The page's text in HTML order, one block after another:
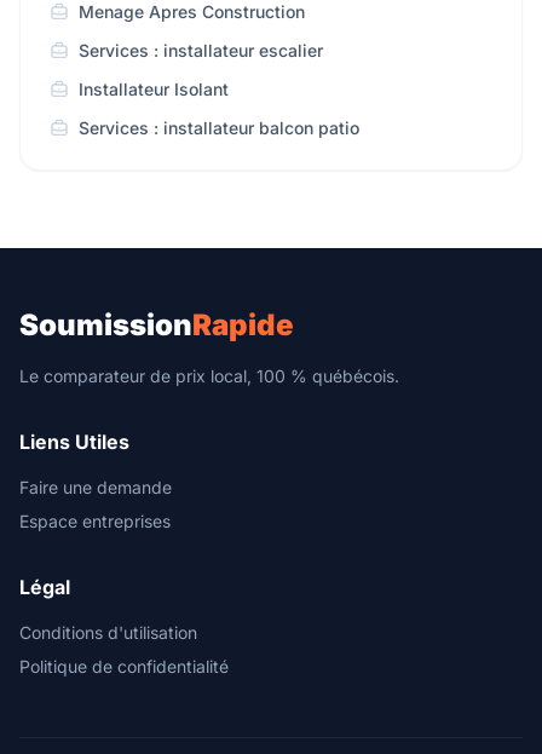
Menage Apres Construction
Services : installateur escalier
Installateur Isolant
Services : installateur balcon patio
SoumissionRapide
Le comparateur de prix local, 100 % québécois.
Liens Utiles
Faire une demande
Espace entreprises
Légal
Conditions d'utilisation
Politique de confidentialité